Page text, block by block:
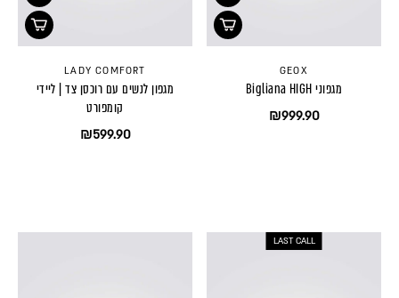
GEOX
מגפוני Bigliana HIGH
₪999.90
LADY COMFORT
מגפון לנשים עם רוכסן צד | ליידי
קומפורט
₪599.90
LAST CALL